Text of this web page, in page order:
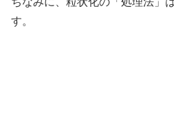
す。